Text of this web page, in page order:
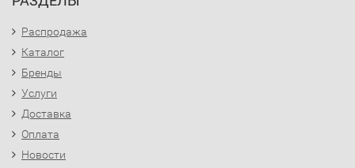
Распродажа
Каталог
Бренды
Услуги
Доставка
Оплата
Новости